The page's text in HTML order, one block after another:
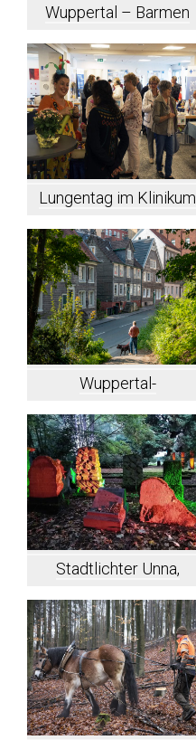
Wuppertal – Barmen
Lungentag im Klinikum
Wuppertal-
Stadtlichter Unna,